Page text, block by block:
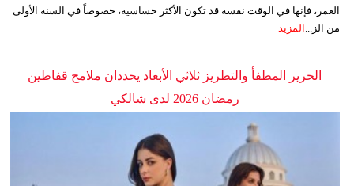
العمر، فإنها في الوقت نفسه قد تكون الأكثر حساسية، خصوصاً في السنة الأولى
من الز...
المزيد
الحرير المطفأ والتطريز ثلاثي الأبعاد يحددان ملامح قفاطين
رمضان 2026 لدى شالكي